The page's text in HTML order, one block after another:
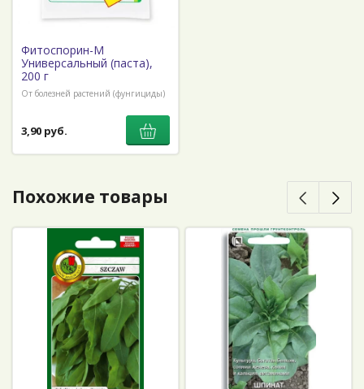
Фитоспорин-М
Универсальный (паста),
200 г
От болезней растений (фунгициды)
3,90 руб.
Похожие товары